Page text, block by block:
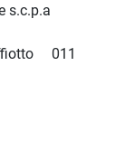
s.c.p.a
011